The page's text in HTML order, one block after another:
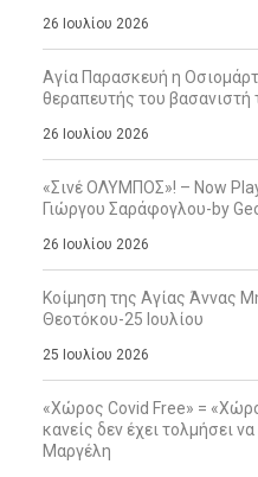
26 Ιουλίου 2026
Αγία Παρασκευή η
θεραπευτής του βασανιστή
26 Ιουλίου 2026
«Σινέ ΟΛΥΜΠΟΣ»! – Now
Γιώργου Σαράφογλου-by
26 Ιουλίου 2026
Κοίμηση της Αγίας Άννας
Θεοτόκου-25 Ιουλίου
25 Ιουλίου 2026
«Χώρος Covid Free» =
κανείς δεν έχει τολμήσει
Μαργέλη